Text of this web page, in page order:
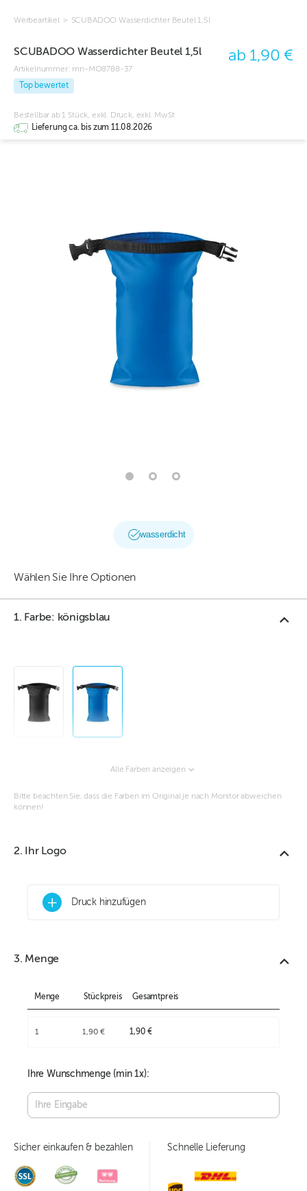
Werbeartikel > SCUBADOO Wasserdichter Beutel 1,5l
SCUBADOO Wasserdichter Beutel 1,5l
Artikelnummer: mn-MO8788-37
Top bewertet
ab 1,90 €
Bestellbar ab 1 Stück, exkl. Druck, exkl. MwSt
Lieferung ca. bis zum 11.08.2026
wasserdicht
Wählen Sie Ihre Optionen
1. Farbe: königsblau
Alle Farben anzeigen
Bitte beachten Sie, dass die Farben im Original je nach Monitor abweichen
können!
2. Ihr Logo
+ Druck hinzufügen
3. Menge
Menge Stückpreis Gesamtpreis
1 1,90 € 1,90 €
Ihre Wunschmenge (min1x):
Sicher einkaufen & bezahlen Schnelle Lieferung